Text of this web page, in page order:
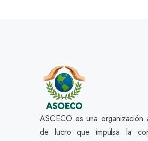
ASOECO es una organización
de lucro que impulsa la